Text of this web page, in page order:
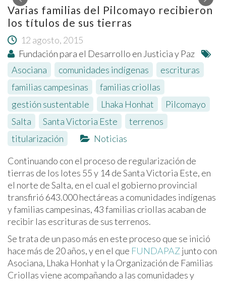
Varias familias del Pilcomayo recibieron
los títulos de sus tierras
12 agosto, 2015
Fundación para el Desarrollo en Justicia y Paz
Asociana
comunidades indígenas escrituras
familias campesinas
familias criollas
gestión sustentable
Lhaka Honhat Pilcomayo
Salta
Santa Victoria Este terrenos
titularización
Noticias
Continuando con el proceso de regularización de
tierras de los lotes 55 y 14 de Santa Victoria Este, en
el norte de Salta, en el cual el gobierno provincial
transfirió 643.000 hectáreas a comunidades indígenas
y familias campesinas, 43 familias criollas acaban de
recibir las escrituras de sus terrenos.
Se trata de un paso más en este proceso que se inició
hace más de 20 años, y en el que FUNDAPAZjunto con
Asociana, Lhaka Honhat y la Organización de Familias
Criollas viene acompañando a las comunidades y